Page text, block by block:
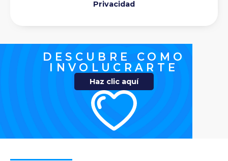
Privacidad
DESCUBRE COMO
INVOLUCRARTE
Haz clic aquí